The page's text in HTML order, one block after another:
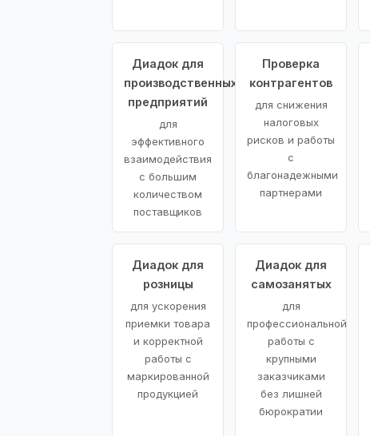
Диадок для
производственных
предприятий
для
эффективного
взаимодействия
с большим
количеством
поставщиков
Проверка
контрагентов
для снижения
налоговых
рисков и работы
с
благонадежными
партнерами
Диадок для
розницы
для ускорения
приемки товара
и корректной
работы с
маркированной
продукцией
Диадок для
самозанятых
для
профессиональной
работы с
крупными
заказчиками
без лишней
бюрократии